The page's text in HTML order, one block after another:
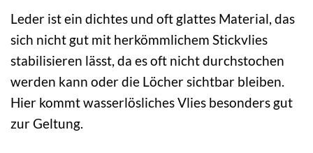
Leder ist ein dichtes und oft glattes Material, das
sich nicht gut mit herkömmlichem Stickvlies
stabilisieren lässt, da es oft nicht durchstochen
werden kann oder die Löcher sichtbar bleiben.
Hier kommt wasserlösliches Vlies besonders gut
zur Geltung.